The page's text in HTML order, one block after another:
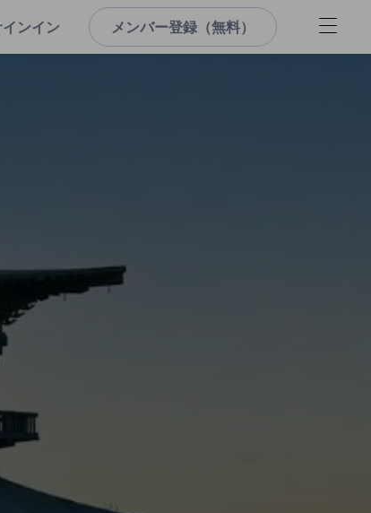
ンイン メンバー登録（無料）